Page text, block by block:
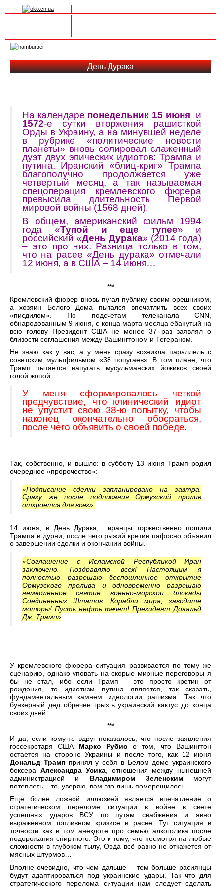
navigation
День Дурака
На календаре понедельник 15 июня и
1572-е сутки вторжения рашисткой
Орды в Украину, а на минувшей неделе
в рубрике «политические новости
планеты» вновь солировал слаженный
дуэт двух эпических идиотов: Трампа и
путина. Иранский «блиц-криг» Трампа
благополучно продолжается уже
четвертый месяц, а так называемая
спецоперация кремлевского фюрера
превысила длительность Первой
мировой войны (1568 дней).
В общем, американский фильм 1994
года «Тупой и еще тупее» и
российский «День Дурака» (2014 года)
– это про них. Разница только в том,
что на расее «День дурака» отмечали
12 июня, а в США – 14 июня…
***
Кремлевский фюрер вновь пугал публику своим орешником,
а хозяин Белого Дома пытался впечатлить всех своих
«писдилом». По подсчетам телеканала СNN,
обнародованным 9 июня, с конца марта месяца ебанутый на
всю голову Президент США не менее 37 раз заявлял о
близости соглашения между Вашингтоном и Тегераном.
Не знаю как у вас, а у меня сразу возникла параллель с
советским мультфильмом «38 попугаев». В том плане, что
Трамп пытается напугать мусульманских йожиков своей
голой жопой.
У меня сформировалось четкой
предчувствие, что клинический идиот
не упустит свою 38-ю попытку, чтобы
наконец окончательно обосраться,
после чего объявить о своей победе.
Так, собственно, и вышло: в субботу 13 июня Трамп родил
очередное «пророчество»:
«Подписание сделки запланировано на завтра.
Сразу же после подписания Ормузский пролив
откроется для всех».
14 июня, в День Дурака, иранцы торжественно пошили
Трампа в дурни, после чего рыжий кретин пафосно объявил
о завершении сделки и окончании войны.
«Соглашение с Исламской Республикой Иран
заключено. Поздравляю всех! Настоящим я
полностью разрешаю беспошлинное открытие
Ормузского пролива и одновременно разрешаю
немедленное снятие военно-морской блокады
Соединенных Штатов. Корабли мира, заводите
моторы! Пусть нефть течет! Президент Дональд
Дж. Трамп»
У кремлевского фюрера ситуация развивается по тому же
сценарию, однако уповать на скорые мирные переговоры я
бы не стал, ибо если Трамп – это просто кретин от
рождения, то идиотизм путина является, так сказать,
фундаментальным камнем идеологии рашизма. Так что
бункерный дед обречен грызть украинский кактус до конца
своих дней…
***
И да, если кому-то вдруг показалось, что после заявления
госсекретаря США Марко Рубио о том, что Вашингтон
остается на стороне Украины и после того, как 12 июня
Дональд Трамппринял у себя в Белом доме украинского
боксера Александра Усика, отношения между нынешней
администрацией и Владимиром Зеленскиммогут
потеплеть – то, уверяю, вам это лишь померещилось.
Еще более ложной иллюзией является впечатление о
стратегическом переломе ситуации в войне в свете
успешных ударов ВСУ по путям снабжения и явно
выраженном топливном кризисе в расее. Тут ситуация в
точности как в том анекдоте про семью алкоголика после
подорожания спиртного. Это к тому, что несмотря на любые
сложности в глубоком тылу, Орда всё равно не откажется от
мясных штурмов…
Вполне очевидно, что чем дальше – тем больше расиянцы
будут адаптироваться под украинские удары. Так что для
стратегического перелома ситуации нам следует сделать